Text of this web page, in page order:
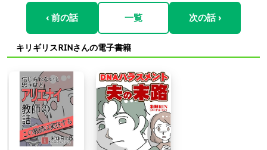
‹ 前の話 一覧 次の話 ›
キリギリスRINさんの電子書籍